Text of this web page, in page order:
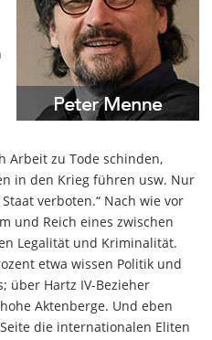
Arbeit zu Tode schinden,
in den Krieg führen usw. Nur
verboten.“ Nach wie vor
und Reich eines zwischen
Legalität und Kriminalität.
etwa wissen Politik und
über Hartz IV-Bezieher
Aktenberge. Und eben
die internationalen Eliten